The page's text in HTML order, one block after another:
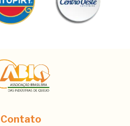
Contato